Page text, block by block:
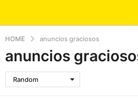
HOME anuncios graciosos
anuncios
Random